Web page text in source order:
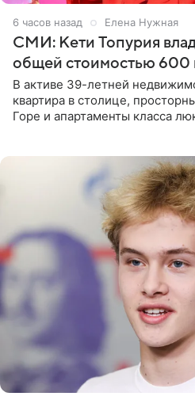
6 часов назад Елена Нужная
СМИ: Кети Топурия
общей стоимостью 600
В активе 39-летней
квартира в столице,
Горе и апартаменты класса